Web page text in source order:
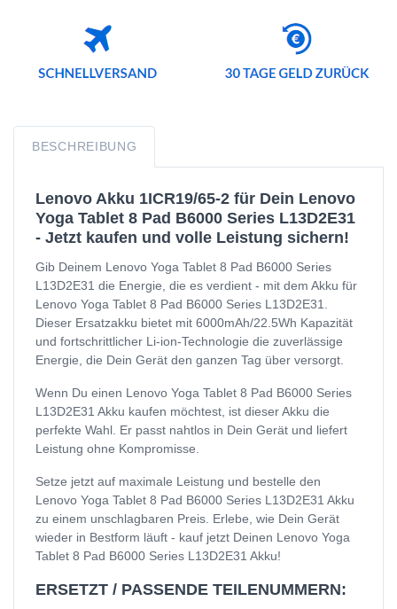
BESCHREIBUNG
Lenovo Akku 1ICR19/65-2 für Dein Lenovo
Yoga Tablet 8 Pad B6000 Series L13D2E31
- Jetzt kaufen und volle Leistung sichern!
Gib Deinem Lenovo Yoga Tablet 8 Pad B6000 Series
L13D2E31 die Energie, die es verdient - mit dem Akku für
Lenovo Yoga Tablet 8 Pad B6000 Series L13D2E31.
Dieser Ersatzakku bietet mit 6000mAh/22.5Wh Kapazität
und fortschrittlicher Li-ion-Technologie die zuverlässige
Energie, die Dein Gerät den ganzen Tag über versorgt.
Wenn Du einen Lenovo Yoga Tablet 8 Pad B6000 Series
L13D2E31 Akku kaufen möchtest, ist dieser Akku die
perfekte Wahl. Er passt nahtlos in Dein Gerät und liefert
Leistung ohne Kompromisse.
Setze jetzt auf maximale Leistung und bestelle den
Lenovo Yoga Tablet 8 Pad B6000 Series L13D2E31 Akku
zu einem unschlagbaren Preis. Erlebe, wie Dein Gerät
wieder in Bestform läuft - kauf jetzt Deinen Lenovo Yoga
Tablet 8 Pad B6000 Series L13D2E31 Akku!
ERSETZT / PASSENDE TEILENUMMERN: